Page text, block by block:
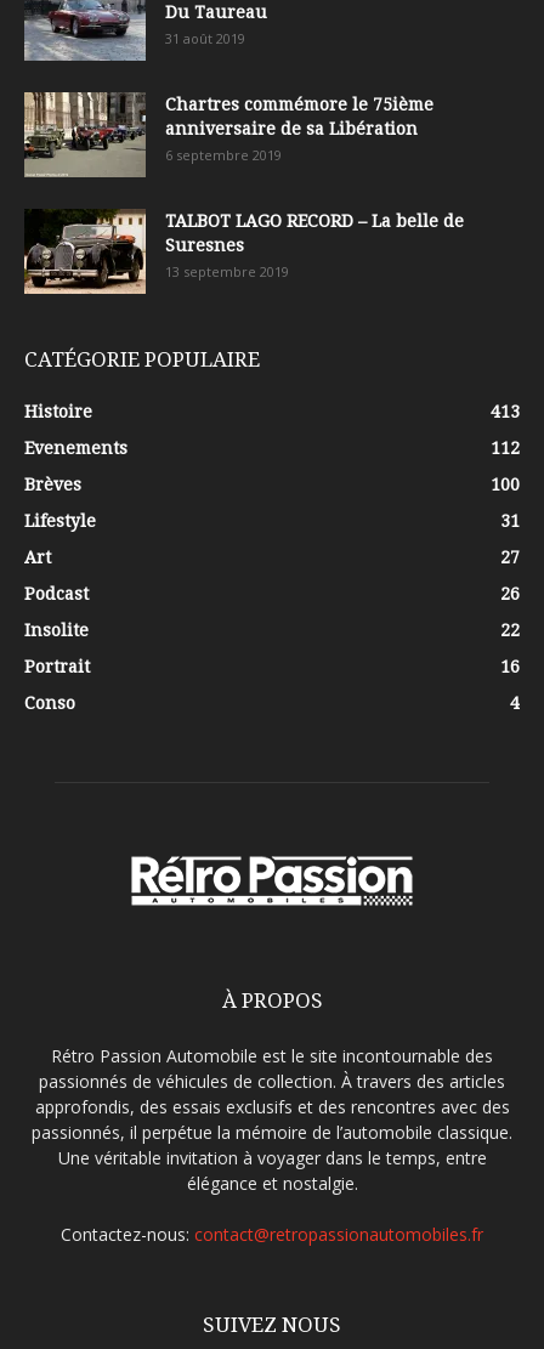
Du Taureau
31 août 2019
Chartres commémore le 75ième
anniversaire de sa Libération
6 septembre 2019
TALBOT LAGO RECORD – La belle de
Suresnes
13 septembre 2019
CATÉGORIE POPULAIRE
Histoire
413
Evenements
112
Brèves
100
Lifestyle
31
Art
27
Podcast
26
Insolite
22
Portrait
16
Conso
4
À PROPOS
Rétro Passion Automobile est le site incontournable des
passionnés de véhicules de collection. À travers des articles
approfondis, des essais exclusifs et des rencontres avec des
passionnés, il perpétue la mémoire de l’automobile classique.
Une véritable invitation à voyager dans le temps, entre
élégance et nostalgie.
Contactez-nous: contact@retropassionautomobiles.fr
SUIVEZ NOUS